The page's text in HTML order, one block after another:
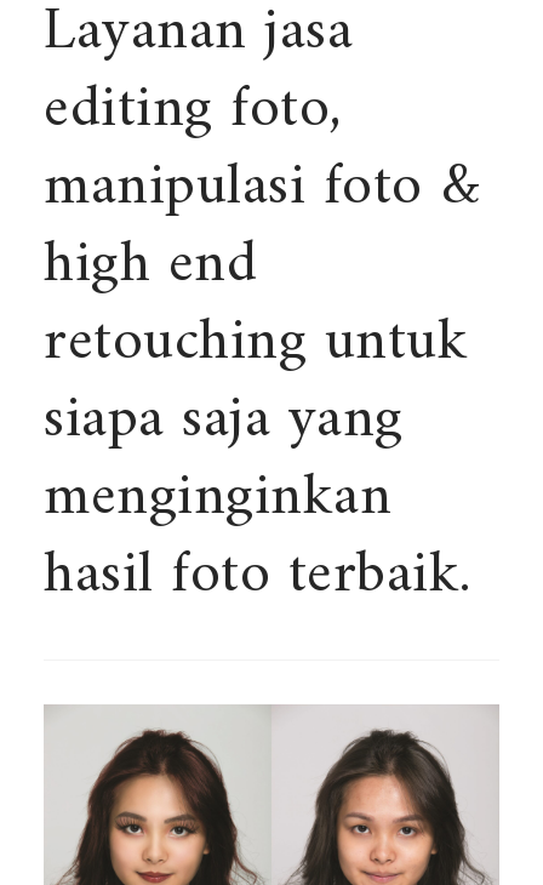
Layanan jasa
editing foto,
manipulasi foto &
high end
retouching untuk
siapa saja yang
menginginkan
hasil foto terbaik.